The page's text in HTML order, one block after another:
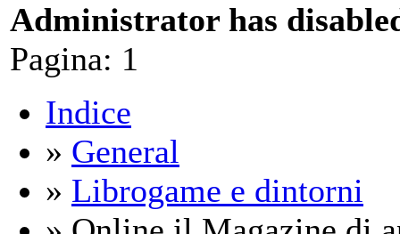
Administrator has
Pagina: 1
Indice
» General
» Librogame e dintorni